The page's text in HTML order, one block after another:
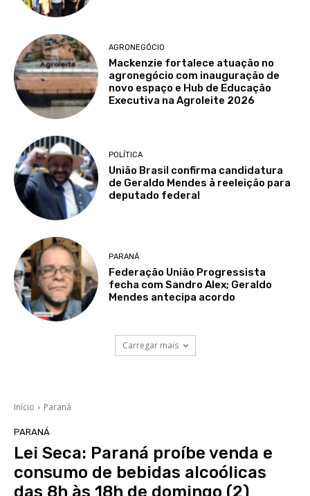
AGRONEGÓCIO
Mackenzie fortalece atuação no
agronegócio com inauguração de
novo espaço e Hub de Educação
Executiva na Agroleite 2026
POLÍTICA
União Brasil confirma candidatura
de Geraldo Mendes à reeleição para
deputado federal
PARANÁ
Federação União Progressista
fecha com Sandro Alex; Geraldo
Mendes antecipa acordo
Carregar mais